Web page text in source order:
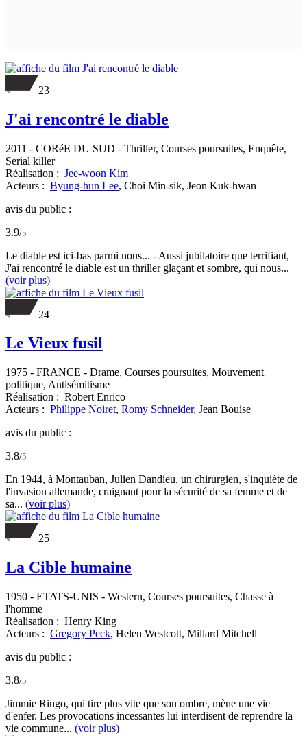
23
J'ai rencontré le diable
2011 - CORéE DU SUD - Thriller, Courses poursuites, Enquête,
Serial killer
Réalisation : Jee-woon Kim
Acteurs : Byung-hun Lee, Choi Min-sik, Jeon Kuk-hwan
avis du public :
3.9/5
Le diable est ici-bas parmi nous... - Aussi jubilatoire que terrifiant,
J'ai rencontré le diable est un thriller glaçant et sombre, qui nous...
(voir plus)
24
Le Vieux fusil
1975 - FRANCE - Drame, Courses poursuites, Mouvement
politique, Antisémitisme
Réalisation : Robert Enrico
Acteurs : Philippe Noiret, Romy Schneider, Jean Bouise
avis du public :
3.8/5
En 1944, à Montauban, Julien Dandieu, un chirurgien, s'inquiète de
l'invasion allemande, craignant pour la sécurité de sa femme et de
sa... (voir plus)
25
La Cible humaine
1950 - ETATS-UNIS - Western, Courses poursuites, Chasse à
l'homme
Réalisation : Henry King
Acteurs : Gregory Peck, Helen Westcott, Millard Mitchell
avis du public :
3.8/5
Jimmie Ringo, qui tire plus vite que son ombre, mène une vie
d'enfer. Les provocations incessantes lui interdisent de reprendre la
vie commune... (voir plus)